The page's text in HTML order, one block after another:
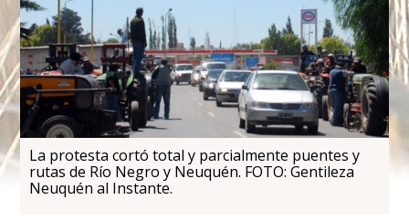
La protesta cortó total y parcialmente puentes y
rutas de Río Negro y Neuquén. FOTO: Gentileza
Neuquén al Instante.